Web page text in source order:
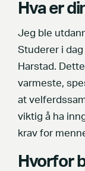
Hva er
Jeg ble
Studerer i
Harstad.
varmeste,
at
viktig å ha
krav for
Hvorfor